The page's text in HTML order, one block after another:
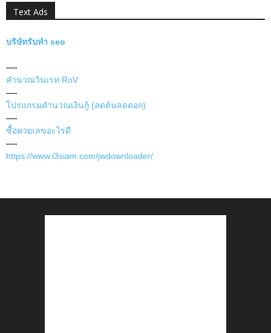
Text Ads
บริษัทรับทำ seo
—-
คำนวณวินเรท RoV
—-
โปรแกรมคำนวณเงินกู้ (ลดต้นลดดอก)
—-
ซื้อหวยเลขอะไรดี
—-
https://www.i3siam.com/jwdownloader/